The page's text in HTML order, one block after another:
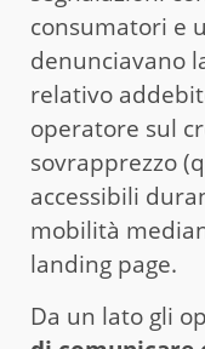
consumatori e
denunciavano
relativo
operatore sul
sovrapprezzo
accessibili
mobilità
landing page.
Da un lato gli